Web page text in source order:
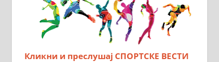
Кликни и преслушај СПОРТСКЕ ВЕСТИ